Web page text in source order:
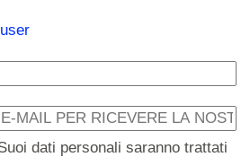
dati personali saranno trattati